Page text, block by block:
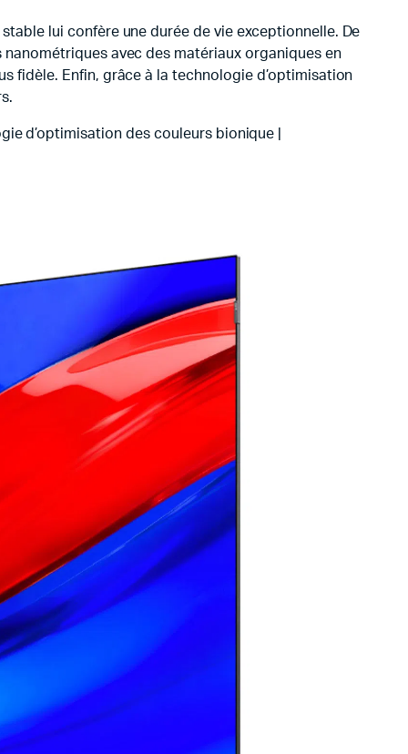
lui confère une durée de vie exceptionnelle. De
avec des matériaux organiques en
fidèle. Enfin, grâce à la technologie d’optimisation
d’optimisation des couleurs bionique |